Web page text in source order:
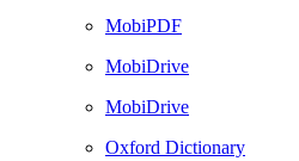
MobiPDF
MobiDrive
MobiDrive
Oxford Dictionary